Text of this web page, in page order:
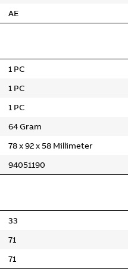
AE
1 PC
1 PC
1 PC
64 Gram
78 x 92 x 58 Millimeter
94051190
33
71
71